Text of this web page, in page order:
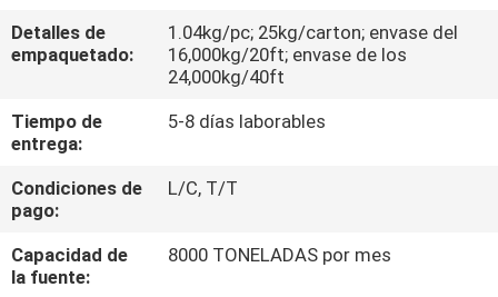
CONTACTA
CON
NOSOTROS
NOTICIAS
CASOS
Detalles de
empaquetado:
1.04kg/pc; 25kg/carton; envase del
16,000kg/20ft; envase de los
24,000kg/40ft
Tiempo de
entrega:
5-8 días laborables
Condiciones de
pago:
L/C, T/T
Capacidad de
la fuente:
8000 TONELADAS por mes